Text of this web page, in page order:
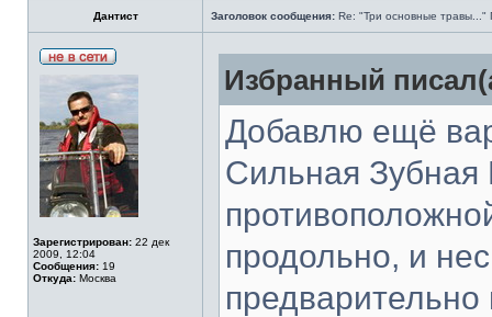
Дантист Заголовок сообщения: Re: "Три основные травы..."
Зарегистрирован: 22 дек
2009, 12:04
Сообщения: 19
Откуда: Москва
Избранный
Добавлю ещё
Сильная Зубная
продольно, и